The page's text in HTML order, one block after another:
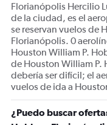
Florianópolis Hercilio
de la ciudad, es el
se reservan vuelos de
Florianópolis. 0
Houston William P.
de Houston William P.
debería ser difícil; el
vuelos de ida a
¿Puedo buscar